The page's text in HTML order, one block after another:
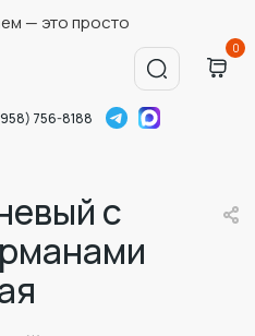
— это просто
0
756-8188
с